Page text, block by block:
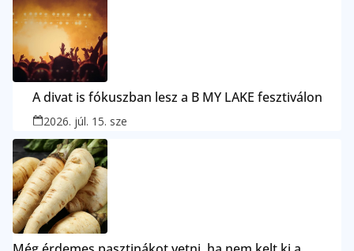
A divat is fókuszban lesz a B MY LAKE fesztiválon
2026. júl. 15. sze